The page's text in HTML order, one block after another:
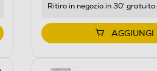
Ritiro in negozio in 30' gratuito:
AGGIUNGI